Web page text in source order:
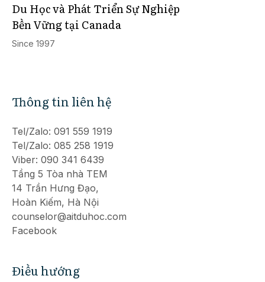
Du Học và Phát Triển Sự Nghiệp
Bền Vững tại Canada
Since 1997
Thông tin liên hệ
Tel/Zalo: 091 559 1919
Tel/Zalo: 085 258 1919
Viber: 090 341 6439
Tầng 5 Tòa nhà TEM
14 Trần Hưng Đạo,
Hoàn Kiếm, Hà Nội
counselor@aitduhoc.com
Facebook
Điều hướng